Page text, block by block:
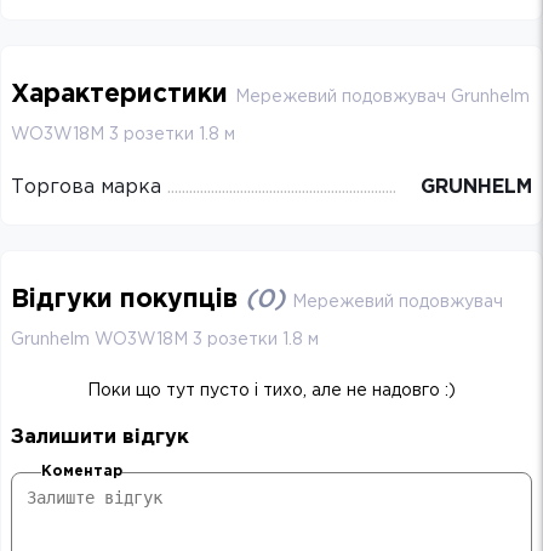
Характеристики Мережевий подовжувач Grunhelm
WO3W18M 3 розетки 1.8 м
Торгова марка GRUNHELM
Відгуки покупців (0) Мережевий подовжувач
Grunhelm WO3W18M 3 розетки 1.8 м
Поки що тут пусто і тихо, але не надовго :)
Залишити відгук
Коментар